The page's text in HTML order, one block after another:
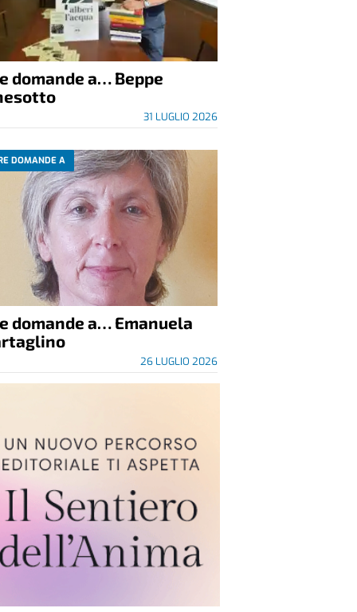
domande a… Beppe
31 LUGLIO 2026
DOMANDE A
domande a… Emanuela
26 LUGLIO 2026